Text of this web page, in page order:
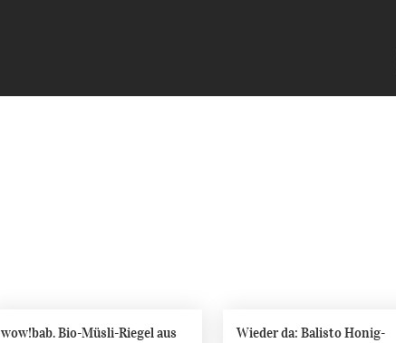
wow!bab. Bio-Müsli-Riegel aus
Wieder da: Balisto Honig-